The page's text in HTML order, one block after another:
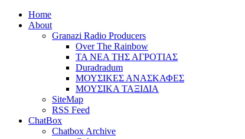
Home
About
Granazi Radio Producers
Over The Rainbow
ΤΑ ΝΕΑ ΤΗΣ ΑΓΡΟΤΙΑΣ
Duradradum
ΜΟΥΣΙΚΕΣ ΑΝΑΣΚΑΦΕΣ
ΜΟΥΣΙΚΑ ΤΑΞΙΔΙΑ
SiteMap
RSS Feed
ChatBox
Chatbox Archive